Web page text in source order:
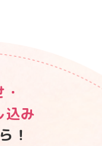
込み
！